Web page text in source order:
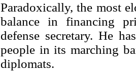
Paradoxically, the most
balance in financing
defense secretary. He
people in its marching
diplomats.